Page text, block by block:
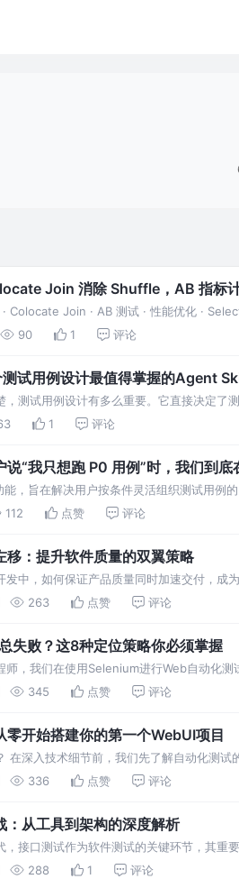
Join 消除 Shuffle，AB 指标
Colocate Join · AB 测试 · 性能优化 ·
90 1 评论
试用例设计最值得掌握的Agent
，测试用例设计有多么重要。它直接决定了
，还经常因为考虑不周，漏掉异常场景
1 评论
说“我只想跑 P0 用例”时，我们到底
，旨在解决用户按条件灵活组织测试用例
责按规则筛选和执行用例。
112 点赞 评论
移：提升软件质量的双翼策略
发中，如何保证产品质量同时加速交付，成
，它们如何共同构建起高效的质量保障体
263 点赞 评论
失败？这8种定位策略你必须掌握
师，我们在使用Selenium进行Web自动化
因为元素定位问题而频繁失败
345 点赞 评论
零开始搭建你的第一个WebUI项目
在深入技术细节前，我们先了解自动化测
弥补这些不足： 提升测试效率：自动
336 点赞 评论
：从工具到架构的深度解析
，接口测试作为软件测试的关键环节，其重
口测试的全流程，从基础工具使用到高级架
288 1 评论